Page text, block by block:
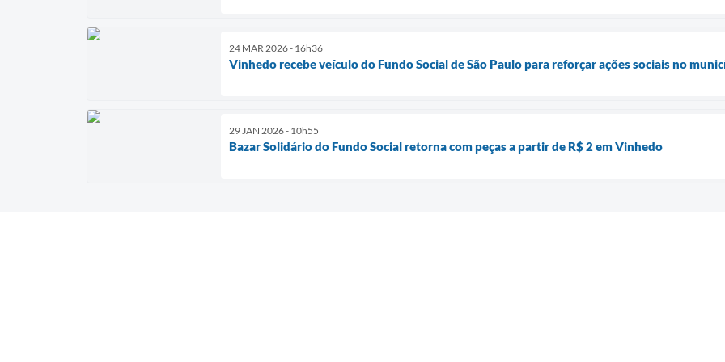
24 MAR 2026 - 16h36
Vinhedo recebe veículo do Fundo Social de São Paulo para reforçar ações sociais no
29 JAN 2026 - 10h55
Bazar Solidário do Fundo Social retorna com peças a partir de R$ 2 em Vinhedo